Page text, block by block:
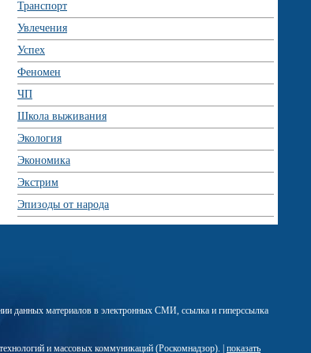
Транспорт
Увлечения
Успех
Феномен
ЧП
Школа выживания
Экология
Экономика
Экстрим
Эпизоды от народа
данных материалов в электронных СМИ, ссылка и гиперссылка
и массовых коммуникаций (Роскомнадзор). | показать